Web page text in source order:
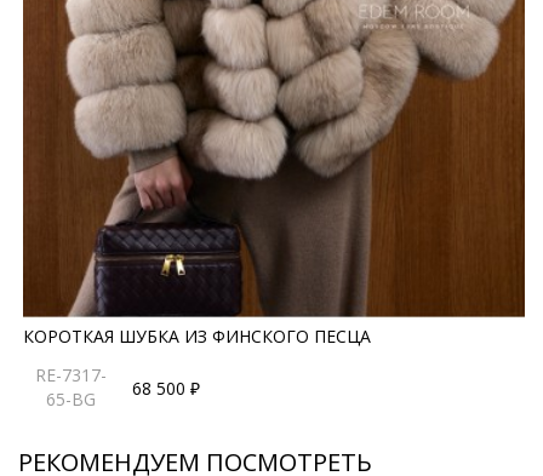
Объемный мех визуально добавляет статусности и
подчеркивает качество изделия. Финский песец
известен своей плотностью и теплозащитными
свойствами, поэтому такая шубка не только эффектна
внешне, но и отлично справляется с холодной
погодой. Модель подходит для размеров 42–50 и
станет стильным акцентом зимнего гардероба,
подчеркивая вкус и индивидуальность своей
обладательницы.
*описание несет информационный характер, состав и
правила ухода могут быть изменены производителем
КОРОТКАЯ ШУБКА ИЗ ФИНСКОГО ПЕСЦА
RE-7317-
65-BG
68 500 ₽
РЕКОМЕНДУЕМ ПОСМОТРЕТЬ